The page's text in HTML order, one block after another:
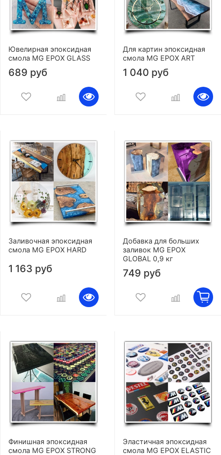
Ювелирная эпоксидная
смола MG EPOX GLASS
689 руб
Для картин эпоксидная
смола MG EPOX ART
1 040 руб
Заливочная эпоксидная
смола MG EPOX HARD
1 163 руб
Добавка для больших
заливок MG EPOX
GLOBAL 0,9 кг
749 руб
Финишная эпоксидная
смола MG EPOX STRONG
Эластичная эпоксидная
смола MG EPOX ELASTIC